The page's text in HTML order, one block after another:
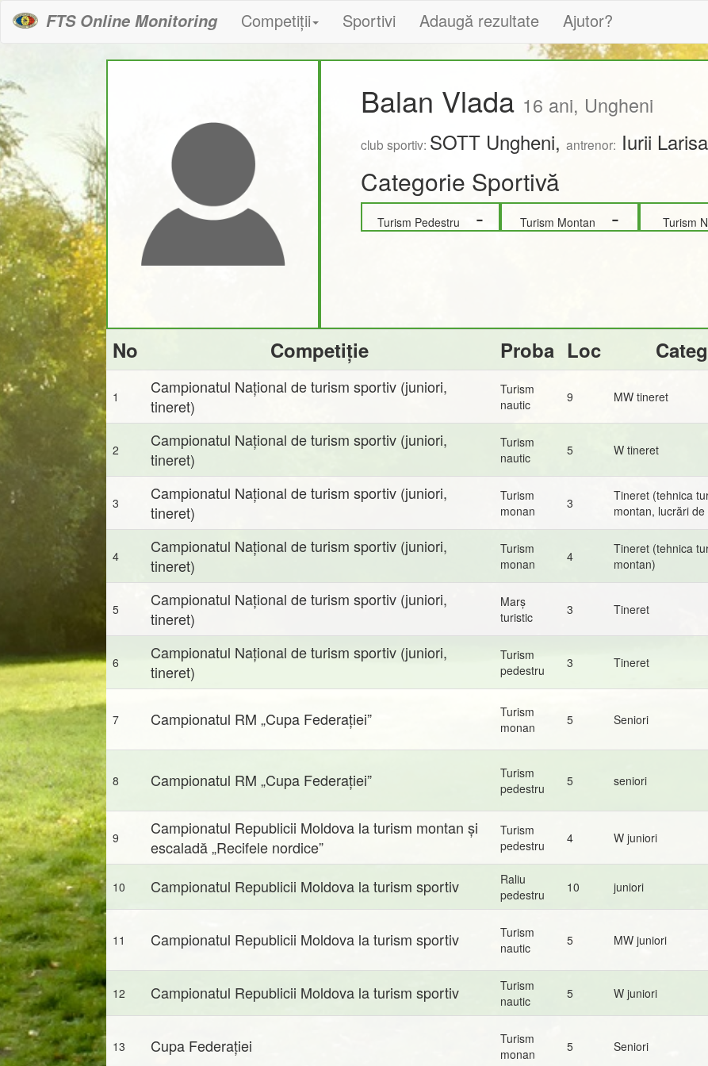
FTS Online Monitoring Competiții Sportivi Adaugă rezultate Ajutor?
Balan Vlada 16 ani, Ungheni
club sportiv: SOTT Ungheni,antrenor: Iurii
Categorie Sportivă
Turism Pedestru - Turism Montan - Turism
No Competiție Proba Loc
1
Campionatul Național de turism sportiv (juniori,
tineret)
Turism
nautic
9 MW tineret
2
Campionatul Național de turism sportiv (juniori,
tineret)
Turism
nautic
5 W tineret
3
Campionatul Național de turism sportiv (juniori,
tineret)
Turism
monan
3
Tineret (tehnica
montan, lucrări de
4
Campionatul Național de turism sportiv (juniori,
tineret)
Turism
monan
4
Tineret (tehnica
montan)
5
Campionatul Național de turism sportiv (juniori,
tineret)
Marș
turistic
3 Tineret
6
Campionatul Național de turism sportiv (juniori,
tineret)
Turism
pedestru
3 Tineret
7 Campionatul RM „Cupa Federației”
Turism
monan
5 Seniori
8 Campionatul RM „Cupa Federației”
Turism
pedestru
5 seniori
9
Campionatul Republicii Moldova la turism montan și
escaladă „Recifele nordice”
Turism
pedestru
4 W juniori
10 Campionatul Republicii Moldova la turism sportiv
Raliu
pedestru
10 juniori
11 Campionatul Republicii Moldova la turism sportiv
Turism
nautic
5 MW juniori
12 Campionatul Republicii Moldova la turism sportiv
Turism
nautic
5 W juniori
13 Cupa Federației
Turism
monan
5 Seniori